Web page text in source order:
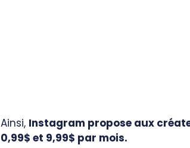
Ainsi, Instagram propose aux
0,99$ et 9,99$ par mois.